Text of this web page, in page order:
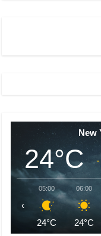
შედეგებამდე
New
24°C
05:00
24°C
06:00
24°C
‹